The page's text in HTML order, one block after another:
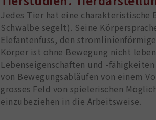
Jedes Tier hat eine charakteristische
Schwalbe segelt). Seine
Elefantenfuss, den
Körper ist ohne Bewegung nicht
Lebenseigenschaften und -
von Bewegungsabläufen von einem
grosses Feld von spielerischen
einzubeziehen in die Arbeitsweise.